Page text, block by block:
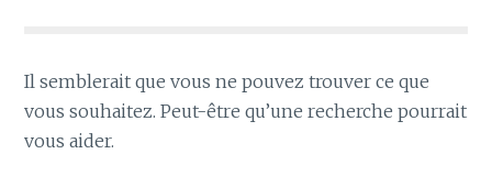
Il semblerait que vous ne pouvez trouver ce que
vous souhaitez. Peut-être qu’une recherche pourrait
vous aider.